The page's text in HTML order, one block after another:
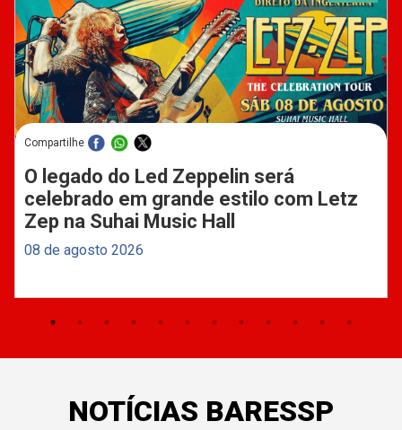
Compartilhe
O legado do Led Zeppelin será
celebrado em grande estilo com Letz
Zep na Suhai Music Hall
08 de agosto 2026
NOTÍCIAS BARESSP